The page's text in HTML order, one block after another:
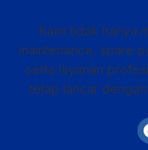
Kami tidak hanya
maintenance, spare
serta layanan
tetap lancar